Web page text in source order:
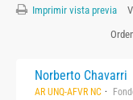
Imprimir vista previa
Norberto Chavarri
AR UNQ-AFVR NC